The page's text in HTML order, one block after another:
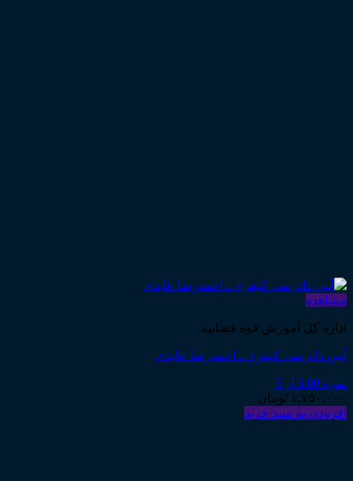
مشاهده
اداره کل آموزش قوه قضاییه
آیین دادرسی کیفری ـ احمدرضا عابدی
نمره 5.00 از 5
۱,۷۵۰,۰۰۰ تومان
افزودن به سبد خرید